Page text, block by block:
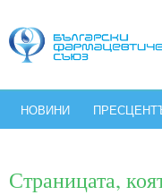
НОВИНИ
Страницата,